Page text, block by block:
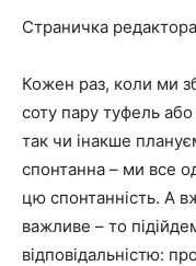
Страничка редактора
Кожен раз, коли ми
соту пару туфель
так чи інакше
спонтанна – ми все
цю спонтанність. А
важливе – то
відповідальністю: